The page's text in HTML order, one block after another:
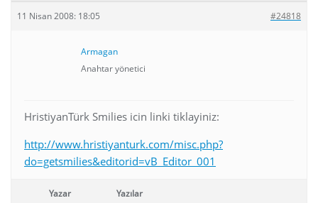
11 Nisan 2008: 18:05 #24818
Armagan
Anahtar yönetici
HristiyanTürk Smilies icin linki tiklayiniz:
http://www.hristiyanturk.com/misc.php?
do=getsmilies&editorid=vB_Editor_001
Yazar Yazılar